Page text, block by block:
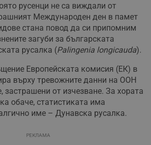
русенци не са виждали от
Международен ден в памет
стана повод да си припомним
загуби за българската
русалка (Palingenia longicauda).
Европейската комисия (ЕК) в
върху тревожните данни на ООН
застрашени от изчезване. За хората
обаче, статистиката има
име – Дунавска русалка.
РЕКЛАМА